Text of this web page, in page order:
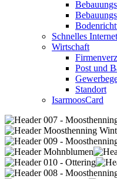
Schnelles Internet
Wirtschaft
Post und
Standort
IsarmoosCard